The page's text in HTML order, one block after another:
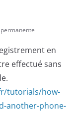
en
effectué sans
tutorials/how-
another-phone-